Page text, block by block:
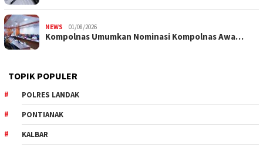
NEWS 01/08/2026
Kompolnas Umumkan Nominasi Kompolnas Awa…
TOPIK POPULER
POLRES LANDAK
PONTIANAK
KALBAR